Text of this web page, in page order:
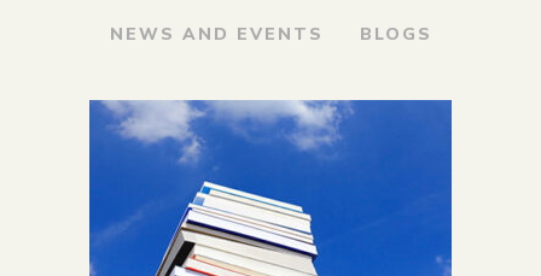
NEWS AND EVENTS BLOGS